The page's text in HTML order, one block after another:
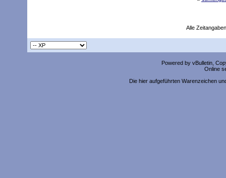
Alle
Powered by vBulletin,
Online
Die hier aufgeführten Warenzeichen